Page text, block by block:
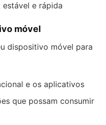
e rápida
móvel
dispositivo móvel para
e os aplicativos
que possam consumir